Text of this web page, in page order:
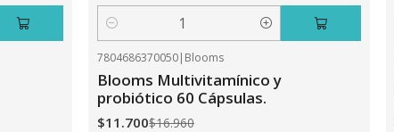
Cantidad
7804686370050| Blooms
Blooms Multivitamínico y
probiótico 60 Cápsulas.
$11.700$16.960